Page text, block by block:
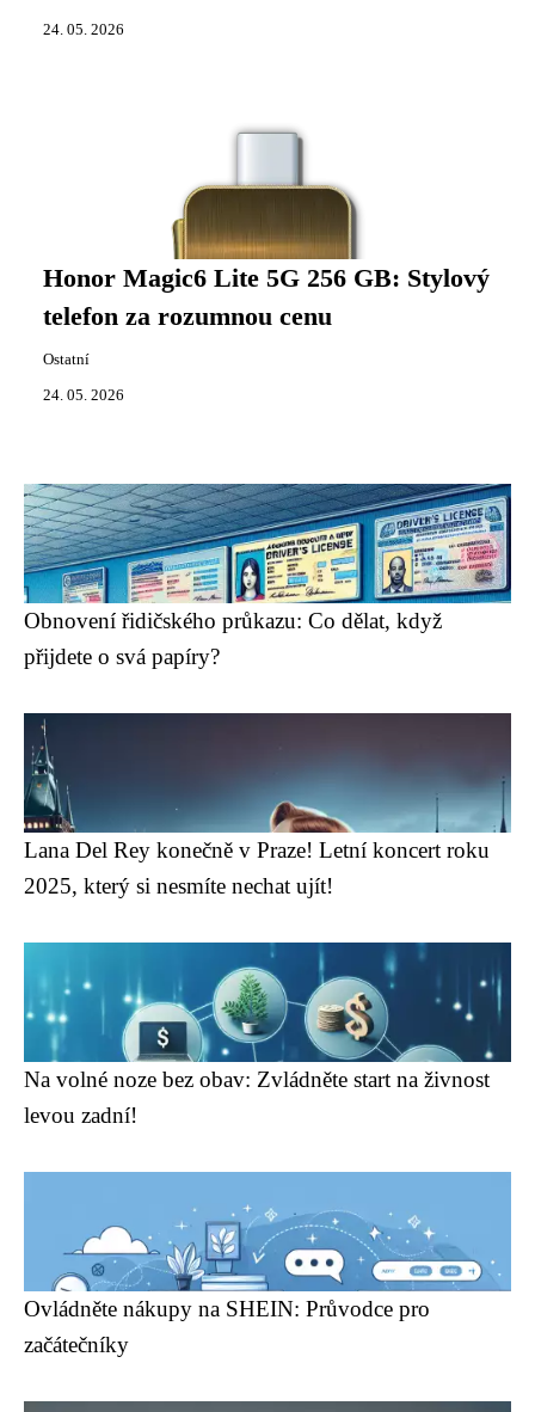
24. 05. 2026
Honor Magic6 Lite 5G 256 GB: Stylový
telefon za rozumnou cenu
Ostatní
24. 05. 2026
Obnovení řidičského průkazu: Co dělat, když
přijdete o svá papíry?
Lana Del Rey konečně v Praze! Letní koncert roku
2025, který si nesmíte nechat ujít!
Na volné noze bez obav: Zvládněte start na živnost
levou zadní!
Ovládněte nákupy na SHEIN: Průvodce pro
začátečníky